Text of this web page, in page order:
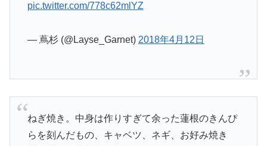
pic.twitter.com/778c62mlYZ
— 蔦杉 (@Layse_Garnet) 2018年4月12日
ねぎ焼き。中身は作りすぎて余った蓮根のきんぴ
らを刻んだもの、キャベツ、ネギ、お好み焼き